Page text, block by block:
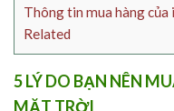
Thông tin mua hàng của
Related
5 LÝ DO BẠN NÊN
MẶT TRỜI